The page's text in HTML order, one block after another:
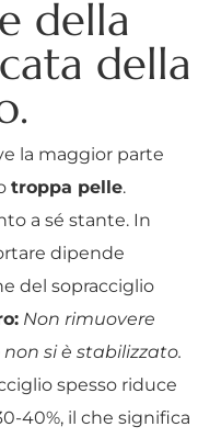
della
della
la maggior parte
troppa pelle.
a sé stante. In
dipende
del sopracciglio
Non rimuovere
si è stabilizzato.
spesso riduce
40%, il che significa